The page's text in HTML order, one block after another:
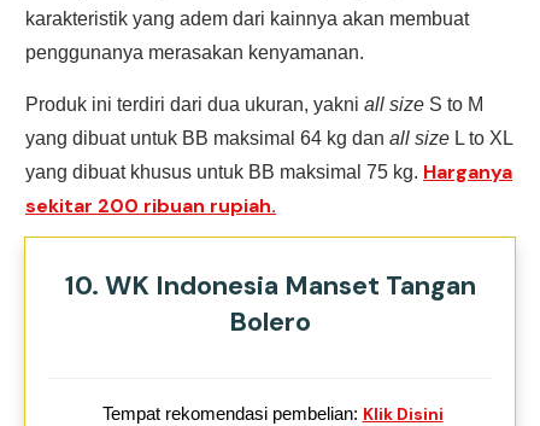
karakteristik yang adem dari kainnya akan membuat
penggunanya merasakan kenyamanan.
Produk ini terdiri dari dua ukuran, yakni all size S to M
yang dibuat untuk BB maksimal 64 kg dan all size L to XL
yang dibuat khusus untuk BB maksimal 75 kg. Harganya
sekitar 200 ribuan rupiah.
10. WK Indonesia Manset Tangan
Bolero
Tempat rekomendasi pembelian: Klik Disini